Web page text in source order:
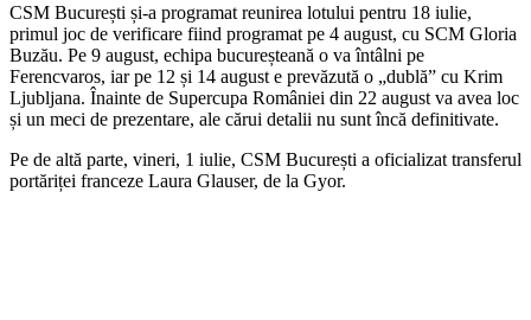
CSM București și-a programat reunirea lotului pentru 18 iulie,
primul joc de verificare fiind programat pe 4 august, cu SCM Gloria
Buzău. Pe 9 august, echipa bucureșteană o va întâlni pe
Ferencvaros, iar pe 12 și 14 august e prevăzută o „dublă” cu Krim
Ljubljana. Înainte de Supercupa României din 22 august va avea loc
și un meci de prezentare, ale cărui detalii nu sunt încă definitivate.
Pe de altă parte, vineri, 1 iulie, CSM București a oficializat transferul
portăriței franceze Laura Glauser, de la Gyor.